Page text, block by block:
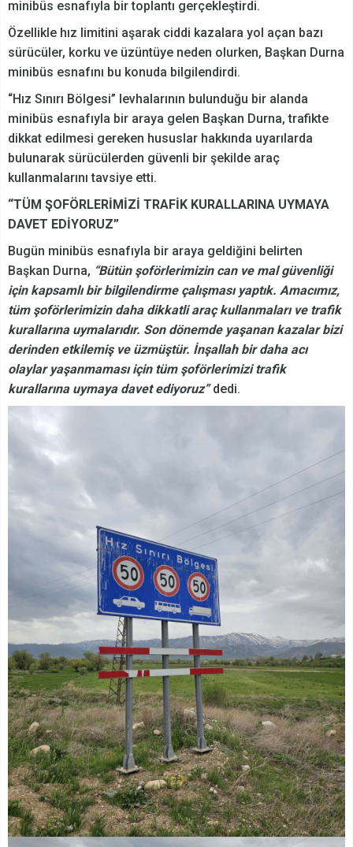
minibüs esnafıyla bir toplantı gerçekleştirdi.
Özellikle hız limitini aşarak ciddi kazalara yol açan bazı
sürücüler, korku ve üzüntüye neden olurken, Başkan Durna
minibüs esnafını bu konuda bilgilendirdi.
“Hız Sınırı Bölgesi” levhalarının bulunduğu bir alanda
minibüs esnafıyla bir araya gelen Başkan Durna, trafikte
dikkat edilmesi gereken hususlar hakkında uyarılarda
bulunarak sürücülerden güvenli bir şekilde araç
kullanmalarını tavsiye etti.
“TÜM ŞOFÖRLERİMİZİ TRAFİK KURALLARINA UYMAYA
DAVET EDİYORUZ”
Bugün minibüs esnafıyla bir araya geldiğini belirten
Başkan Durna, “Bütün şoförlerimizin can ve mal güvenliği
için kapsamlı bir bilgilendirme çalışması yaptık. Amacımız,
tüm şoförlerimizin daha dikkatli araç kullanmaları ve trafik
kurallarına uymalarıdır. Son dönemde yaşanan kazalar bizi
derinden etkilemiş ve üzmüştür. İnşallah bir daha acı
olaylar yaşanmaması için tüm şoförlerimizi trafik
kurallarına uymaya davet ediyoruz”dedi.